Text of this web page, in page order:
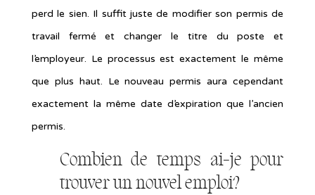
perd le sien. Il suffit juste de modifier son permis de
travail fermé et changer le titre du poste et
l’employeur. Le processus est exactement le même
que plus haut. Le nouveau permis aura cependant
exactement la même date d’expiration que l’ancien
permis.
Combien de temps ai-je pour
trouver un nouvel emploi?